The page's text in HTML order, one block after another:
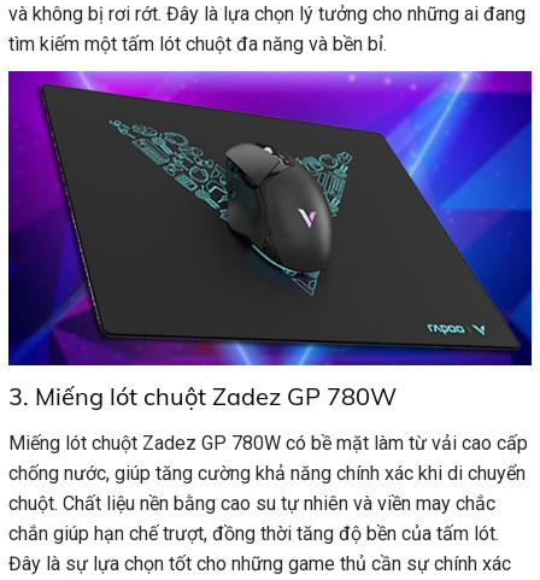
và không bị rơi rớt. Đây là lựa chọn lý tưởng cho những ai đang
tìm kiếm một tấm lót chuột đa năng và bền bỉ.
3. Miếng lót chuột Zadez GP 780W
Miếng lót chuột Zadez GP 780W có bề mặt làm từ vải cao cấp
chống nước, giúp tăng cường khả năng chính xác khi di chuyển
chuột. Chất liệu nền bằng cao su tự nhiên và viền may chắc
chắn giúp hạn chế trượt, đồng thời tăng độ bền của tấm lót.
Đây là sự lựa chọn tốt cho những game thủ cần sự chính xác